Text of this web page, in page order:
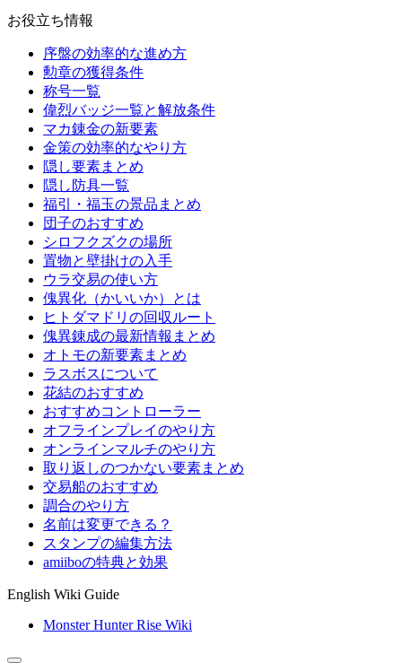
お役立ち情報
序盤の効率的な進め方
勲章の獲得条件
称号一覧
偉烈バッジ一覧と解放条件
マカ錬金の新要素
金策の効率的なやり方
隠し要素まとめ
隠し防具一覧
福引・福玉の景品まとめ
団子のおすすめ
シロフクズクの場所
置物と壁掛けの入手
ウラ交易の使い方
傀異化（かいいか）とは
ヒトダマドリの回収ルート
傀異錬成の最新情報まとめ
オトモの新要素まとめ
ラスボスについて
花結のおすすめ
おすすめコントローラー
オフラインプレイのやり方
オンラインマルチのやり方
取り返しのつかない要素まとめ
交易船のおすすめ
調合のやり方
名前は変更できる？
スタンプの編集方法
amiiboの特典と効果
English Wiki Guide
Monster Hunter Rise Wiki